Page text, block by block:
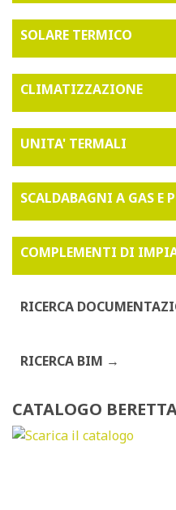
SOLARE TERMICO
CLIMATIZZAZIONE
UNITA' TERMALI
SCALDABAGNI A GAS E
COMPLEMENTI DI
RICERCA
RICERCA BIM
CATALOGO